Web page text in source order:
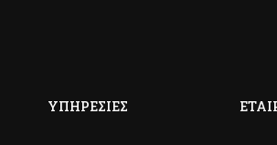
ΥΠΗΡΕΣΊΕΣ